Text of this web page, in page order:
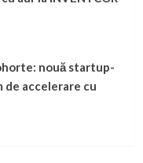
nouă startup-
accelerare cu